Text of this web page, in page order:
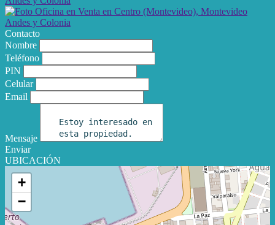
Contacto
Nombre
Teléfono
PIN
Celular
Email
Mensaje
Enviar
UBICACIÓN
+
−